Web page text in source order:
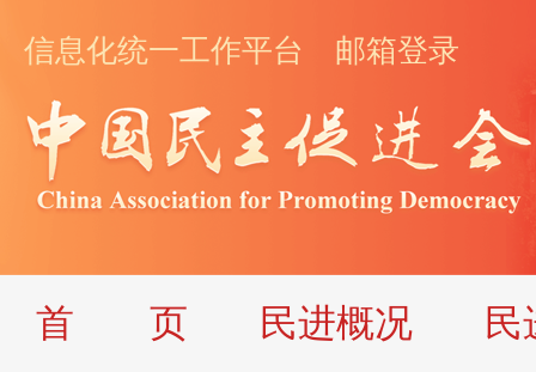
信息化统一工作平台 邮箱登录
首 页 民进概况
民